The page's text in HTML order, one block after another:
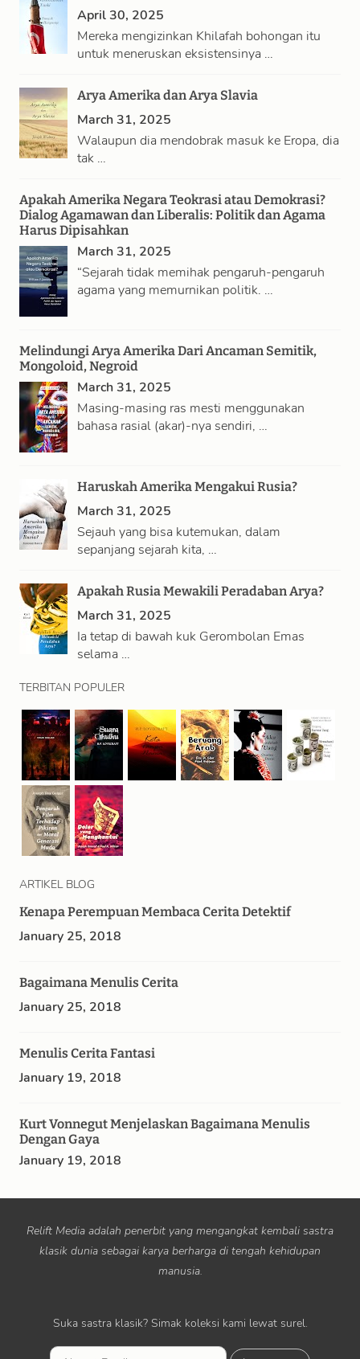
April 30, 2025
Mereka mengizinkan Khilafah bohongan itu
untuk meneruskan eksistensinya …
Arya Amerika dan Arya Slavia
March 31, 2025
Walaupun dia mendobrak masuk ke Eropa, dia
tak …
Apakah Amerika Negara Teokrasi atau Demokrasi?
Dialog Agamawan dan Liberalis: Politik dan Agama
Harus Dipisahkan
March 31, 2025
“Sejarah tidak memihak pengaruh-pengaruh
agama yang memurnikan politik. …
Melindungi Arya Amerika Dari Ancaman Semitik,
Mongoloid, Negroid
March 31, 2025
Masing-masing ras mesti menggunakan
bahasa rasial (akar)-nya sendiri, …
Haruskah Amerika Mengakui Rusia?
March 31, 2025
Sejauh yang bisa kutemukan, dalam
sepanjang sejarah kita, …
Apakah Rusia Mewakili Peradaban Arya?
March 31, 2025
Ia tetap di bawah kuk Gerombolan Emas
selama …
TERBITAN POPULER
ARTIKEL BLOG
Kenapa Perempuan Membaca Cerita Detektif
January 25, 2018
Bagaimana Menulis Cerita
January 25, 2018
Menulis Cerita Fantasi
January 19, 2018
Kurt Vonnegut Menjelaskan Bagaimana Menulis
Dengan Gaya
January 19, 2018
Relift Media adalah penerbit yang mengangkat kembali sastra
klasik dunia sebagai karya berharga di tengah kehidupan
manusia.
Suka sastra klasik? Simak koleksi kami lewat surel.